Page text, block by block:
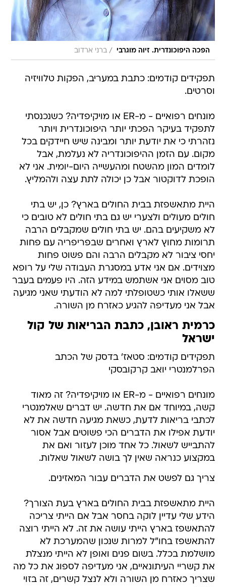
הפכה היפוכונדרית. זיוה מוגרבי / ברני ארדוב
תפקידים קודמים: כתבת במעריב, הפקות טלוויזיה
וסרטים.
מונחים רפואיים - מ-ER או מויקיפדיה? כשנכנסתי
לתפקיד בעיקר הפכתי יותר היפוכונדרית ויותר
נזהרתי כי את יודעת יותר ומבינה שיש חיידקים בכל
מקום. עם הזמן ההיפוכונדריה לא נעלמת, אבל
לומדים המון מהשטח ומהעשייה היום-יומית. אני לא
הופכת לדוקטור אבל כן יכולה לתת עצה ולהמליץ.
היית מתאשפזת בבית החולים בארץ? כן, יש בתי
חולים מעולים ולצערי יש גם בתי חולים לא טובים כי
לא משקיעים בהם. יש בתי חולים שמקבלים הרבה
תרומות מחוץ לארץ ואחרים שבפריפריה עם פחות
יחסי ציבור לא מקבלים הרבה והם פשוט פחות
מצוידים. אם אני אדע במסגרת העבודה שלי על רופא
טוב מסוים אני אשתמש במידע הזה. היו פעמים בעבר
ששאלו אותי כשטופלתי למה לא הודעתי שאני מגיעה
אבל אני מעדיפה להגיע כאזרח מן השורה.
כרמית ראובן, כתבת הבריאות של קול
ישראל
תפקידים קודמים: סטאז' בדסק של הכתב
הפרלמנטרי יואב קרקובסקי
מונחים רפואיים - מ-ER או מויקיפדיה? זה מאוד
קשה, במיוחד אם את חדשה. יש דברים שאלמנטרי
לכתבי בריאות לדעת, כשאת מגיעה חדשה את לא
יודעת אפילו את הדברים הכי פשוטים אבל אסור
להתבייש לשאול. כל אחד מוכן לעזור ואם את
במקצוע כנראה שאין לך בושה לשאול שאלות.
צריך גם לפשט את הדברים עבור המאזינים.
היית מתאשפזת בבית החולים בארץ בעת הצורך?
הידע שלי עדיין לוקה בחסר אבל אם הייתי צריכה
להתאשפז בארץ הייתי עושה את זה. לא הייתי רוצה
להתאשפז בחו"ל למרות שנכון שהמערכת לא
מושלמת בכלל. בשום פנים ואופן לא הייתי מנצלת
את קשריי העיתונאיים, אני מעדיפה לספוג את כל מה
שצריך כאזרח מן השורה ולא לנצל קשרים, זה בזוי